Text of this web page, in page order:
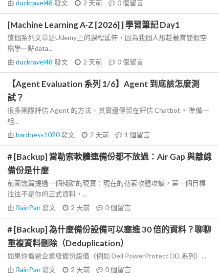
由 duckravel48 發文 2 天前 0個留言
[Machine Learning A-Z [2026] ] 學習筆記 Day1
這個系列文章是Udemy上的課程延伸，因為我個人想趁著育嬰假空
檔學一點data...
由 duckravel48 發文 2 天前 0個留言
【Agent Evaluation 系列 1/6】Agent 到底該怎麼測
試？
很多團隊評估 Agent 的方法，其實還停留在評估 Chatbot。 準備一
組...
由 hardness1020發文 2 天前 1 個留言
# [Backup] 當勒索軟體連備份都不放過：Air Gap 與離線
備份是什麼
前面幾篇提過一個殘酷的現實：現在的勒索軟體攻擊，第一個目標
往往不是你的正式資料，...
由 RainPan 發文 2 天前 0個留言
# [Backup] 為什麼備份設備可以塞進 30 倍的資料？聊聊
重複資料刪除（Deduplication）
如果你看過企業級備份設備（例如 Dell PowerProtect DD 系列）...
由 RainPan 發文 2 天前 0個留言